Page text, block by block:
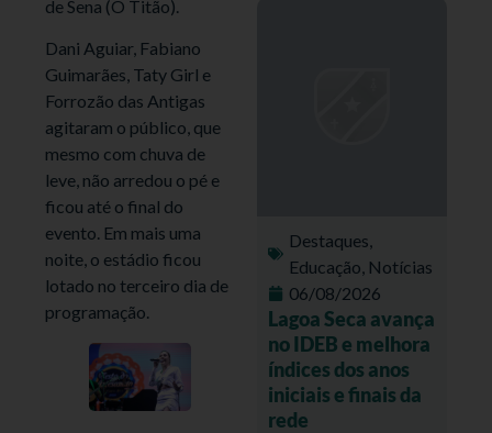
de Sena (O Titão).
Dani Aguiar, Fabiano
Guimarães, Taty Girl e
Forrozão das Antigas
agitaram o público, que
mesmo com chuva de
leve, não arredou o pé e
ficou até o final do
evento. Em mais uma
noite, o estádio ficou
lotado no terceiro dia de
programação.
Destaques,
Educação, Notícias
06/08/2026
Lagoa Seca avança
no IDEB e melhora
índices dos anos
iniciais e finais da
rede